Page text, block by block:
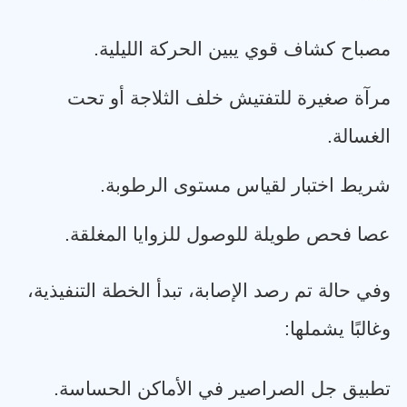
مصباح كشاف قوي يبين الحركة الليلية.
مرآة صغيرة للتفتيش خلف الثلاجة أو تحت
الغسالة.
شريط اختبار لقياس مستوى الرطوبة.
عصا فحص طويلة للوصول للزوايا المغلقة.
وفي حالة تم رصد الإصابة، تبدأ الخطة التنفيذية،
وغالبًا يشملها:
تطبيق جل الصراصير في الأماكن الحساسة.